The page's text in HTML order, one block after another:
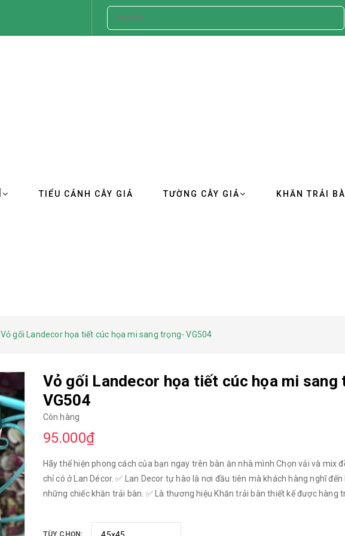
TIỂU CẢNH CÂY GIẢ TƯỜNG CÂY GIẢ KHĂN TRẢI
Vỏ gối Landecor họa tiết cúc họa mi sang trọng- VG504
Vỏ gối Landecor họa tiết cúc họa mi sang
VG504
Còn hàng
95.000₫
Hãy thể hiện phong cách của bạn ngay trên bàn ăn nhà mình Chọn vải và mix
chỉ có ở Lan Décor. ✅ Lan Decor tự hào là nơi đầu tiên mà khách hàng nghĩ
những chiếc khăn trải bàn. ✅ Là thương hiệu Khăn trải bàn thiết kế được hàng
bàn, Rèm cửa, gối tựa, nệm ghế cùng phong cách. *Giá khăn theo kích thước
TÙY CHỌN: